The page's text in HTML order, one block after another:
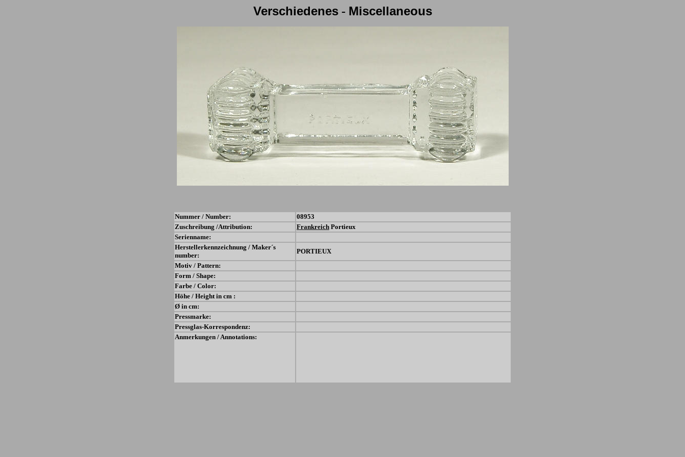
Verschiedenes- Miscellaneous
Nummer / Number:
08953
Zuschreibung /Attribution:
Frankreich Portieux
Serienname:
Herstellerkennzeichnung / Maker´s
number:
PORTIEUX
Motiv / Pattern:
Form / Shape:
Farbe / Color:
Höhe / Height in cm :
Ø in cm:
Pressmarke:
Pressglas-Korrespondenz:
Anmerkungen / Annotations: